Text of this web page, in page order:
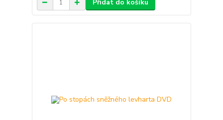
Přidat do košíku